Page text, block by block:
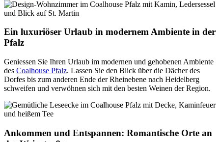
Ein luxuriöser Urlaub in modernem Ambiente in der
Pfalz
Geniessen Sie Ihren Urlaub im modernen und gehobenen Ambiente
des Coalhouse Pfalz. Lassen Sie den Blick über die Dächer des
Dorfes bis zum anderen Ende der Rheinebene nach Heidelberg
schweifen und verwöhnen sich mit den besten Weinen der Region.
Ankommen und Entspannen: Romantische Orte an